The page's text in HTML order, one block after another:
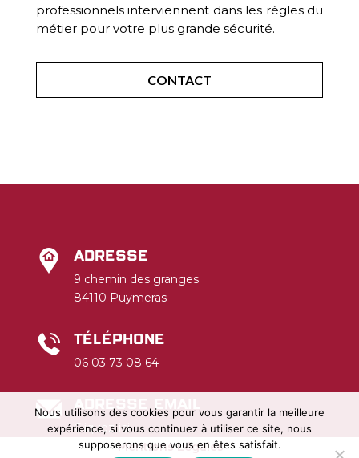
professionnels interviennent dans les règles du
métier pour votre plus grande sécurité.
CONTACT
Adresse
9 chemin des granges
84110 Puymeras
Téléphone
06 03 73 08 64
Cliquez-ici
Mentions Légales
Nous utilisons des cookies pour vous garantir la meilleure
expérience, si vous continuez à utiliser ce site, nous
supposerons que vous en êtes satisfait.